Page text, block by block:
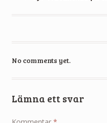
No comments yet.
Lämna ett svar